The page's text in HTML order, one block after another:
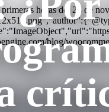
horas del 28 de
blog/